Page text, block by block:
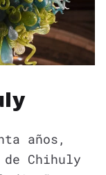
años,
Chihuly